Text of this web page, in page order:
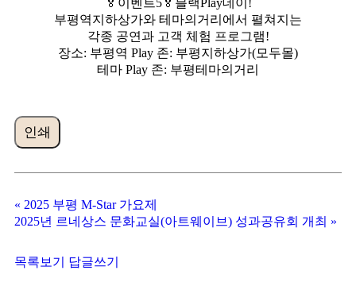
부평역지하상가와 테마의거리에서 펼쳐지는
각종 공연과 고객 체험 프로그램!
장소: 부평역 Play 존: 부평지하상가(모두몰)
테마 Play 존: 부평테마의거리
인쇄
« 2025 부평 M-Star 가요제
2025년 르네상스 문화교실(아트웨이브) 성과공유회 개최 »
목록보기 답글쓰기